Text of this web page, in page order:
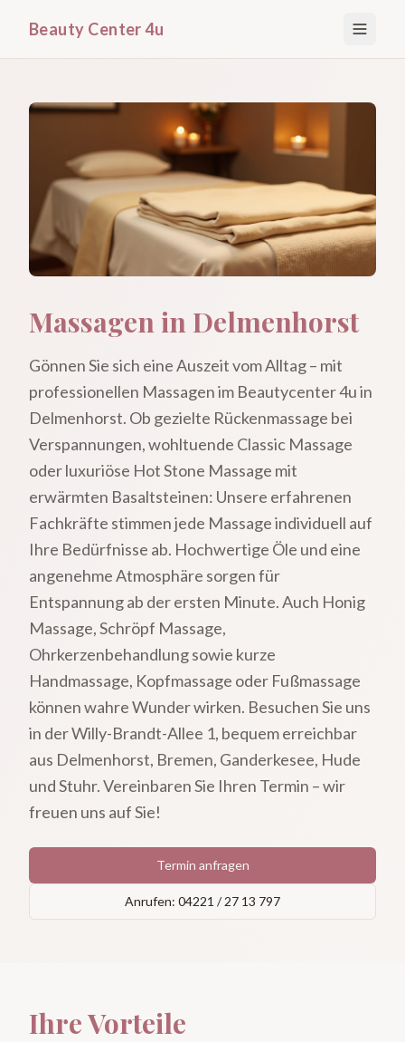
Beauty Center 4u
Massagen in Delmenhorst
Gönnen Sie sich eine Auszeit vom Alltag – mit
professionellen Massagen im Beautycenter 4u in
Delmenhorst. Ob gezielte Rückenmassage bei
Verspannungen, wohltuende Classic Massage
oder luxuriöse Hot Stone Massage mit
erwärmten Basaltsteinen: Unsere erfahrenen
Fachkräfte stimmen jede Massage individuell auf
Ihre Bedürfnisse ab. Hochwertige Öle und eine
angenehme Atmosphäre sorgen für
Entspannung ab der ersten Minute. Auch Honig
Massage, Schröpf Massage,
Ohrkerzenbehandlung sowie kurze
Handmassage, Kopfmassage oder Fußmassage
können wahre Wunder wirken. Besuchen Sie uns
in der Willy-Brandt-Allee 1, bequem erreichbar
aus Delmenhorst, Bremen, Ganderkesee, Hude
und Stuhr. Vereinbaren Sie Ihren Termin – wir
freuen uns auf Sie!
Termin anfragen
Anrufen: 04221 / 27 13 797
Ihre Vorteile